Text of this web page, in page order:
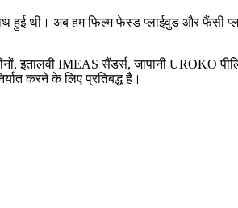
हुई थी। अब हम फिल्म फेस्ड प्लाईवुड और फैंसी
इतालवी IMEAS सैंडर्स, जापानी UROKO
करने के लिए प्रतिबद्ध है।